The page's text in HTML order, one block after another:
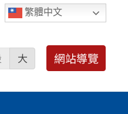
繁體中文
大 網站導覽